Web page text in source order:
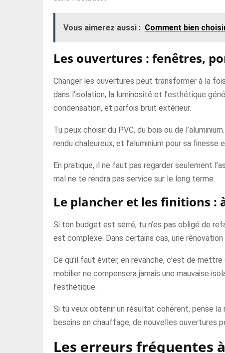
Vous aimerez aussi : Comment bien
Les ouvertures : fenêtres,
Changer les ouvertures peut transformer à la
dans l’isolation, la luminosité et l’esthétique
condensation, et parfois bruit extérieur.
Tu peux choisir du PVC, du bois ou de
rendu chaleureux, et l’aluminium pour sa
En pratique, il ne faut pas regarder seulement
mal ne te rendra pas service sur le long terme.
Le plancher et les finitions
Si ton budget est serré, tu n’es pas obligé de
est complexe. Dans certains cas, une
Ce qu’il faut éviter, en revanche, c’est de
mobilier ne compensera jamais une mauvaise
l’esthétique.
Si tu veux obtenir un résultat cohérent, pense
besoins en chauffage, de nouvelles ouvertures
Les erreurs fréquentes